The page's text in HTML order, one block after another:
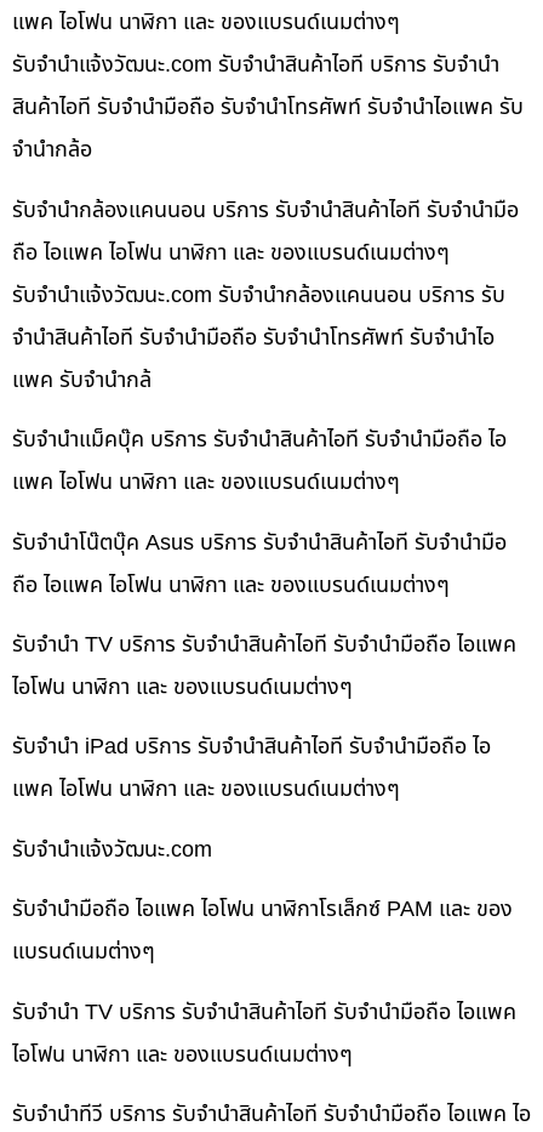
แพค ไอโฟน นาฬิกา และ ของแบรนด์เนมต่างๆ
รับจํานําแจ้งวัฒนะ.com รับจำนำสินค้าไอที บริการ รับจำนำ
สินค้าไอที รับจำนำมือถือ รับจำนำโทรศัพท์ รับจำนำไอแพค รับ
จำนำกล้อ
รับจำนำกล้องแคนนอน บริการ รับจำนำสินค้าไอที รับจำนำมือ
ถือ ไอแพค ไอโฟน นาฬิกา และ ของแบรนด์เนมต่างๆ
รับจํานําแจ้งวัฒนะ.com รับจำนำกล้องแคนนอน บริการ รับ
จำนำสินค้าไอที รับจำนำมือถือ รับจำนำโทรศัพท์ รับจำนำไอ
แพค รับจำนำกล้
รับจำนำแม็คบุ๊ค บริการ รับจำนำสินค้าไอที รับจำนำมือถือ ไอ
แพค ไอโฟน นาฬิกา และ ของแบรนด์เนมต่างๆ
รับจำนำโน๊ตบุ๊ค Asus บริการ รับจำนำสินค้าไอที รับจำนำมือ
ถือ ไอแพค ไอโฟน นาฬิกา และ ของแบรนด์เนมต่างๆ
รับจำนำ TV บริการ รับจำนำสินค้าไอที รับจำนำมือถือ ไอแพค
ไอโฟน นาฬิกา และ ของแบรนด์เนมต่างๆ
รับจำนำ iPad บริการ รับจำนำสินค้าไอที รับจำนำมือถือ ไอ
แพค ไอโฟน นาฬิกา และ ของแบรนด์เนมต่างๆ
รับจํานําแจ้งวัฒนะ.com
รับจำนำมือถือ ไอแพค ไอโฟน นาฬิกาโรเล็กซ์ PAM และ ของ
แบรนด์เนมต่างๆ
รับจำนำ TV บริการ รับจำนำสินค้าไอที รับจำนำมือถือ ไอแพค
ไอโฟน นาฬิกา และ ของแบรนด์เนมต่างๆ
รับจำนำทีวี บริการ รับจำนำสินค้าไอที รับจำนำมือถือ ไอแพค ไอ